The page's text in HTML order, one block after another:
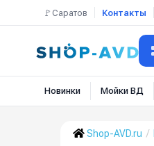
🚩Саратов Контакты
Новинки Мойки ВД
Shop-AVD.ru